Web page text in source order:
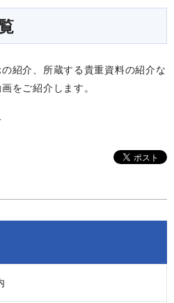
紹介、所蔵する貴重資料の紹介な
をご紹介します。